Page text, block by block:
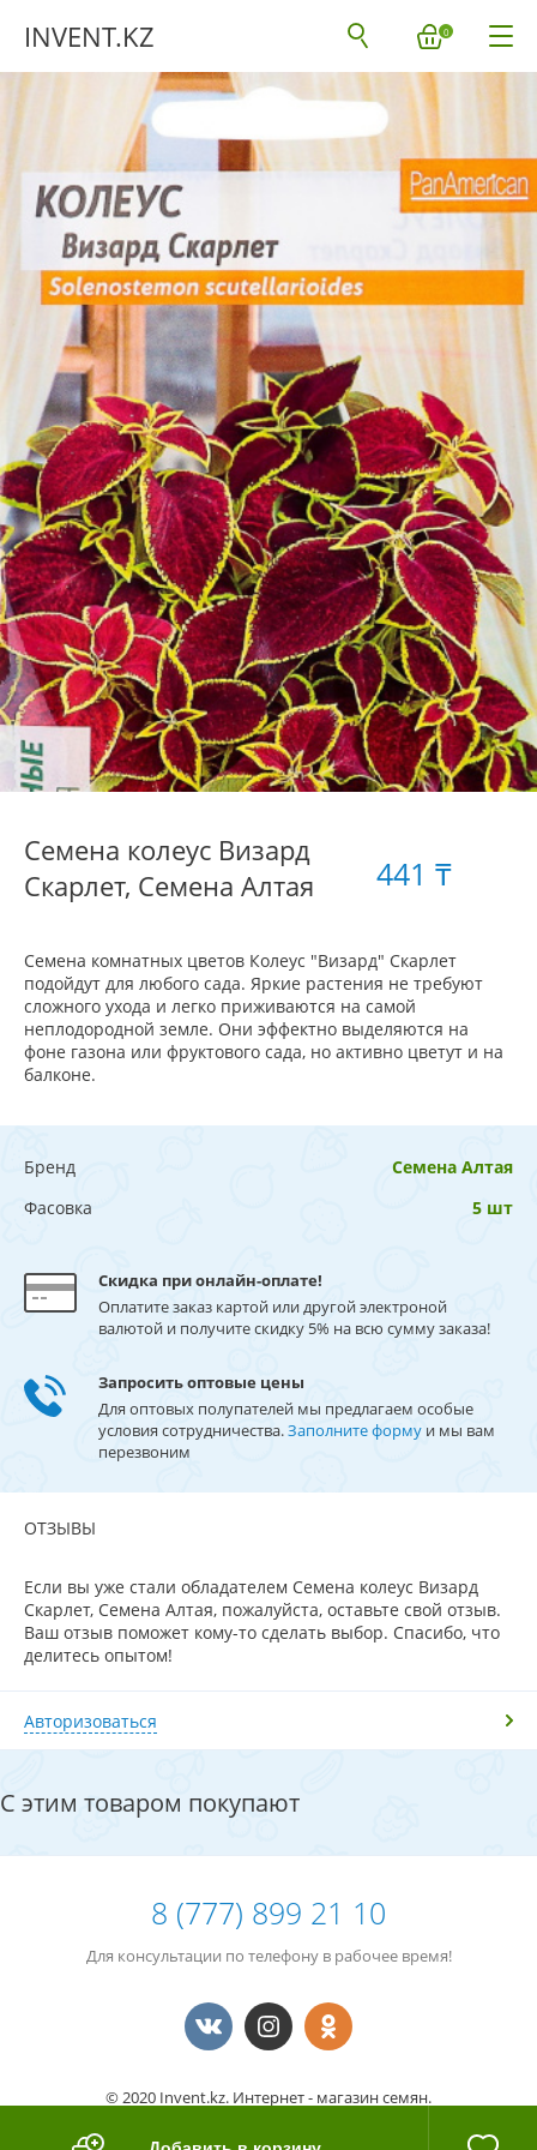
INVENT.KZ 0
Семена колеус Визард
Скарлет, Семена Алтая
441 ₸
Семена комнатных цветов Колеус "Визард" Скарлет
подойдут для любого сада. Яркие растения не требуют
сложного ухода и легко приживаются на самой
неплодородной земле. Они эффектно выделяются на
фоне газона или фруктового сада, но активно цветут и на
балконе.
Бренд
Семена Алтая
Фасовка
5 шт
Скидка при онлайн-оплате!
Оплатите заказ картой или другой электроной
валютой и получите скидку 5% на всю сумму заказа!
Запросить оптовые цены
Для оптовых полупателей мы предлагаем особые
условия сотрудничества.Заполните форму и мы вам
перезвоним
ОТЗЫВЫ
Если вы уже стали обладателем Семена колеус Визард
Скарлет, Семена Алтая, пожалуйста, оставьте свой отзыв.
Ваш отзыв поможет кому-то сделать выбор. Спасибо, что
делитесь опытом!
Авторизоваться
С этим товаром покупают
8 (777) 899 21 10
Для консультации по телефону в рабочее время!
© 2020 Invent.kz. Интернет - магазин семян.
14787963